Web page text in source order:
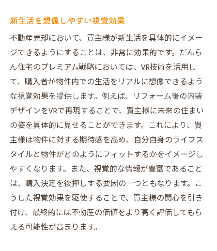
新生活を想像しやすい視覚効果
不動産売却において、買主様が新生活を具体的にイメー
ジできるようにすることは、非常に効果的です。だんら
ん住宅のプレミアム戦略においては、VR技術を活用し
て、購入者が物件内での生活をリアルに想像できるよう
な視覚効果を提供します。例えば、リフォーム後の内装
デザインをVRで再現することで、買主様に未来の住まい
の姿を具体的に見せることができます。これにより、買
主様は物件に対する期待感を高め、自分自身のライフス
タイルと物件がどのようにフィットするかをイメージし
やすくなります。また、視覚的な情報が豊富であること
は、購入決定を後押しする要因の一つともなります。こ
うした視覚効果を駆使することで、買主様の関心を引き
付け、最終的には不動産の価値をより高く評価してもら
える可能性が高まります。